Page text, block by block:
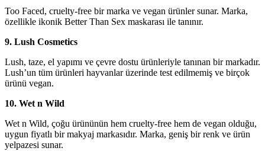
Too Faced, cruelty-free bir marka ve vegan ürünler sunar. Marka,
özellikle ikonik Better Than Sex maskarası ile tanınır.
9. Lush Cosmetics
Lush, taze, el yapımı ve çevre dostu ürünleriyle tanınan bir markadır.
Lush’un tüm ürünleri hayvanlar üzerinde test edilmemiş ve birçok
ürünü vegan.
10. Wet n Wild
Wet n Wild, çoğu ürününün hem cruelty-free hem de vegan olduğu,
uygun fiyatlı bir makyaj markasıdır. Marka, geniş bir renk ve ürün
yelpazesi sunar.